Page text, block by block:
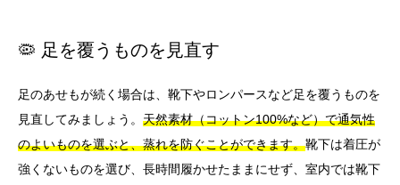
🦠 足を覆うものを見直す
足のあせもが続く場合は、靴下やロンパースなど足を覆うものを
見直してみましょう。 天然素材（コットン100%など）で通気性
のよいものを選ぶと、蒸れを防ぐことができます。靴下は着圧が
強くないものを選び、長時間履かせたままにせず、室内では靴下